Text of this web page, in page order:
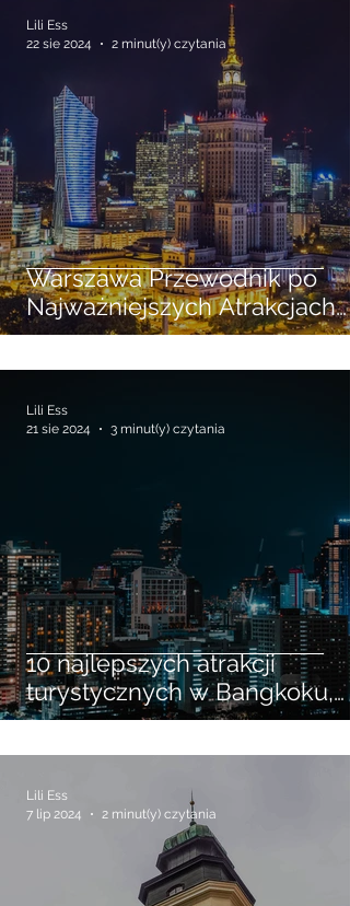
Warszawa Przewodnik po
Najważniejszych Atrakcjach
Turystycznych
Lili Ess
22 sie 2024
2 minut(y) czytania
10 najlepszych atrakcji
turystycznych w Bangkoku,
które musisz zobaczyć
Lili Ess
21 sie 2024
3 minut(y) czytania
Lili Ess
7 lip 2024
2 minut(y) czytania